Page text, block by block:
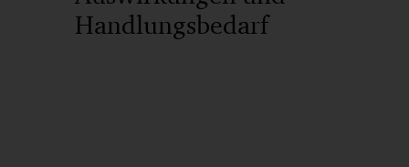
Handlungsbedarf